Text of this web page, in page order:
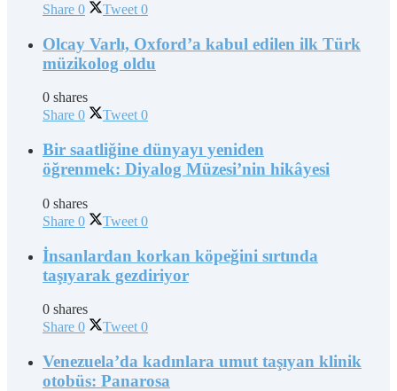
Share 0 Tweet 0
Olcay Varlı, Oxford’a kabul edilen ilk Türk
müzikolog oldu
0 shares
Share 0 Tweet 0
Bir saatliğine dünyayı yeniden
öğrenmek: Diyalog Müzesi’nin hikâyesi
0 shares
Share 0 Tweet 0
İnsanlardan korkan köpeğini sırtında
taşıyarak gezdiriyor
0 shares
Share 0 Tweet 0
Venezuela’da kadınlara umut taşıyan klinik
otobüs: Panarosa